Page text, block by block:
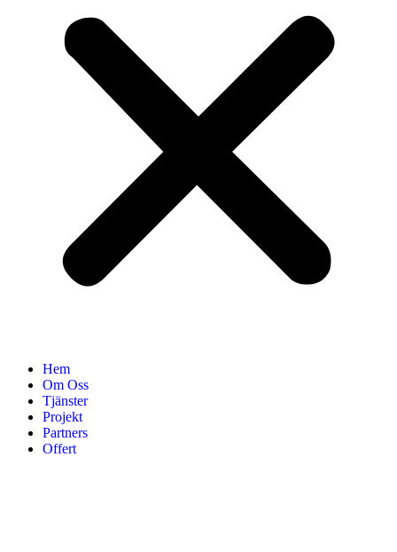
Hem
Om Oss
Tjänster
Projekt
Partners
Offert